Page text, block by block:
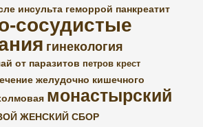
инсульта геморрой панкреатит
сосудистые
гинекология
от паразитов петров крест
желудочно кишечного
монастырский
ЖЕНСКИЙ СБОР